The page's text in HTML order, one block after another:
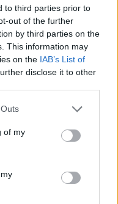
to third parties prior to
out of the further
by third parties on the
This information may
on the IAB’s List of
disclose it to other
of my